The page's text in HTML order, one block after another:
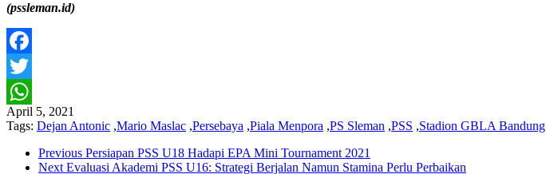
(pssleman.id)
Facebook
Twitter
WhatsApp
April 5, 2021
Tags: Dejan Antonic ,Mario Maslac ,Persebaya ,Piala Menpora ,PS Sleman ,PSS ,Stadion GBLA Bandung
Previous Persiapan PSS U18 Hadapi EPA Mini Tournament 2021
Next Evaluasi Akademi PSS U16: Strategi Berjalan Namun Stamina Perlu Perbaikan